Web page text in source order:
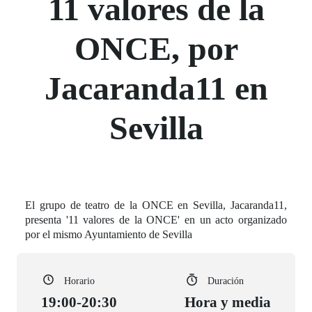
11 valores de la
ONCE, por
Jacaranda11 en
Sevilla
El grupo de teatro de la ONCE en Sevilla, Jacaranda11,
presenta '11 valores de la ONCE' en un acto organizado
por el mismo Ayuntamiento de Sevilla
Horario
19:00-20:30
Duración
Hora y media